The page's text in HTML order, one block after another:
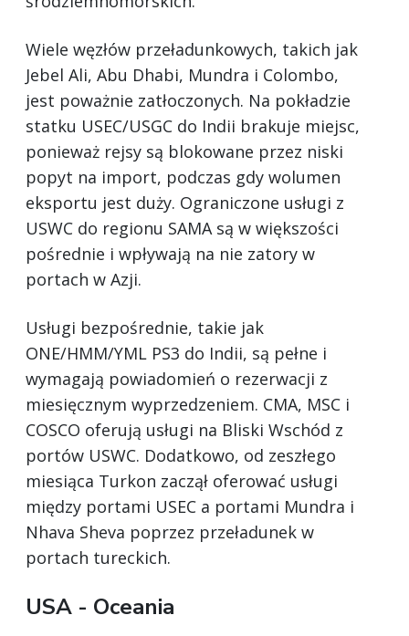
Wiele węzłów przeładunkowych, takich jak
Jebel Ali, Abu Dhabi, Mundra i Colombo,
jest poważnie zatłoczonych. Na pokładzie
statku USEC/USGC do Indii brakuje miejsc,
ponieważ rejsy są blokowane przez niski
popyt na import, podczas gdy wolumen
eksportu jest duży. Ograniczone usługi z
USWC do regionu SAMA są w większości
pośrednie i wpływają na nie zatory w
portach w Azji.
Usługi bezpośrednie, takie jak
ONE/HMM/YML PS3 do Indii, są pełne i
wymagają powiadomień o rezerwacji z
miesięcznym wyprzedzeniem. CMA, MSC i
COSCO oferują usługi na Bliski Wschód z
portów USWC. Dodatkowo, od zeszłego
miesiąca Turkon zaczął oferować usługi
między portami USEC a portami Mundra i
Nhava Sheva poprzez przeładunek w
portach tureckich.
USA - Oceania